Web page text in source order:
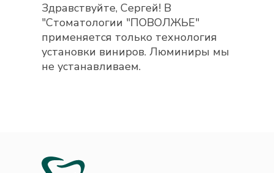
Здравствуйте, Сергей! В
"Стоматологии "ПОВОЛЖЬЕ"
применяется только технология
установки виниров. Люминиры мы
не устанавливаем.